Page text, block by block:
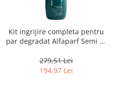
Kit ingrijire completa pentru
par degradat Alfaparf Semi di
Reparative
279,51 Lei
194,97 Lei